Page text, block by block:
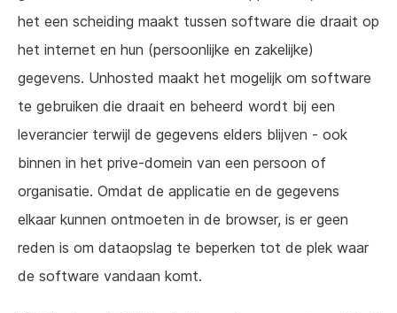
het een scheiding maakt tussen software die draait op
het internet en hun (persoonlijke en zakelijke)
gegevens. Unhosted maakt het mogelijk om software
te gebruiken die draait en beheerd wordt bij een
leverancier terwijl de gegevens elders blijven - ook
binnen in het prive-domein van een persoon of
organisatie. Omdat de applicatie en de gegevens
elkaar kunnen ontmoeten in de browser, is er geen
reden is om dataopslag te beperken tot de plek waar
de software vandaan komt.